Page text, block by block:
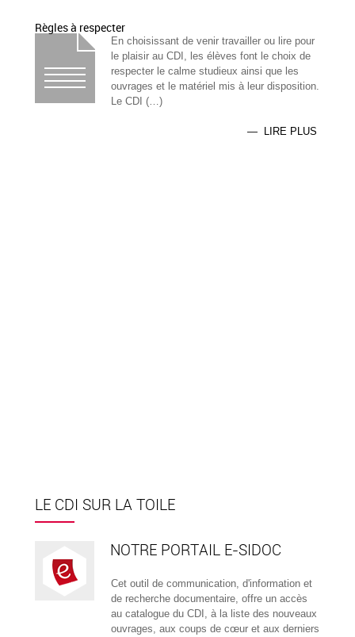
Règles à respecter
En choisissant de venir travailler ou lire pour
le plaisir au CDI, les élèves font le choix de
respecter le calme studieux ainsi que les
ouvrages et le matériel mis à leur disposition.
Le CDI (…)
— LIRE PLUS
LE CDI SUR LA TOILE
NOTRE PORTAIL E-SIDOC
Cet outil de communication, d'information et
de recherche documentaire, offre un accès
au catalogue du CDI, à la liste des nouveaux
ouvrages, aux coups de cœur et aux derniers